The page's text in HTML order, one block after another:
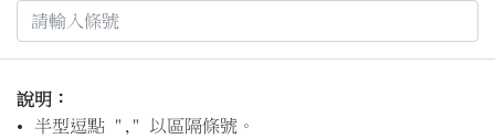
說明：
半型逗點 "," 以區隔條號。